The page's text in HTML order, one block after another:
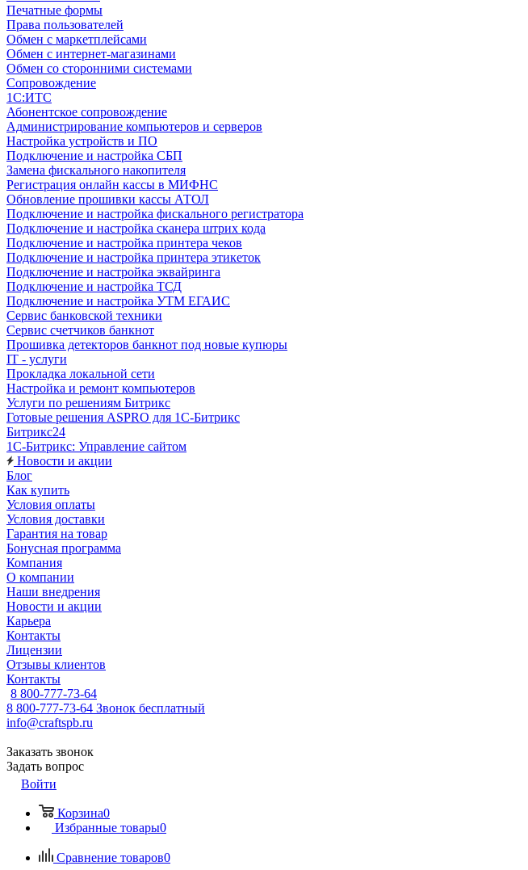
Печатные формы
Права пользователей
Обмен с маркетплейсами
Обмен с интернет-магазинами
Обмен со сторонними системами
Сопровождение
1C:ИТС
Абонентское сопровождение
Администрирование компьютеров и серверов
Настройка устройств и ПО
Подключение и настройка СБП
Замена фискального накопителя
Регистрация онлайн кассы в МИФНС
Обновление прошивки кассы АТОЛ
Подключение и настройка фискального регистратора
Подключение и настройка сканера штрих кода
Подключение и настройка принтера чеков
Подключение и настройка принтера этикеток
Подключение и настройка эквайринга
Подключение и настройка ТСД
Подключение и настройка УТМ ЕГАИС
Сервис банковской техники
Сервис счетчиков банкнот
Прошивка детекторов банкнот под новые купюры
IT - услуги
Прокладка локальной сети
Настройка и ремонт компьютеров
Услуги по решениям Битрикс
Готовые решения ASPRO для 1С-Битрикс
Битрикс24
1С-Битрикс: Управление сайтом
Новости и акции
Блог
Как купить
Условия оплаты
Условия доставки
Гарантия на товар
Бонусная программа
Компания
О компании
Наши внедрения
Новости и акции
Карьера
Контакты
Лицензии
Отзывы клиентов
Контакты
8 800-777-73-64
8 800-777-73-64 Звонок бесплатный
info@craftspb.ru
Заказать звонок
Задать вопрос
Войти
Корзина0
Избранные товары0
Сравнение товаров0